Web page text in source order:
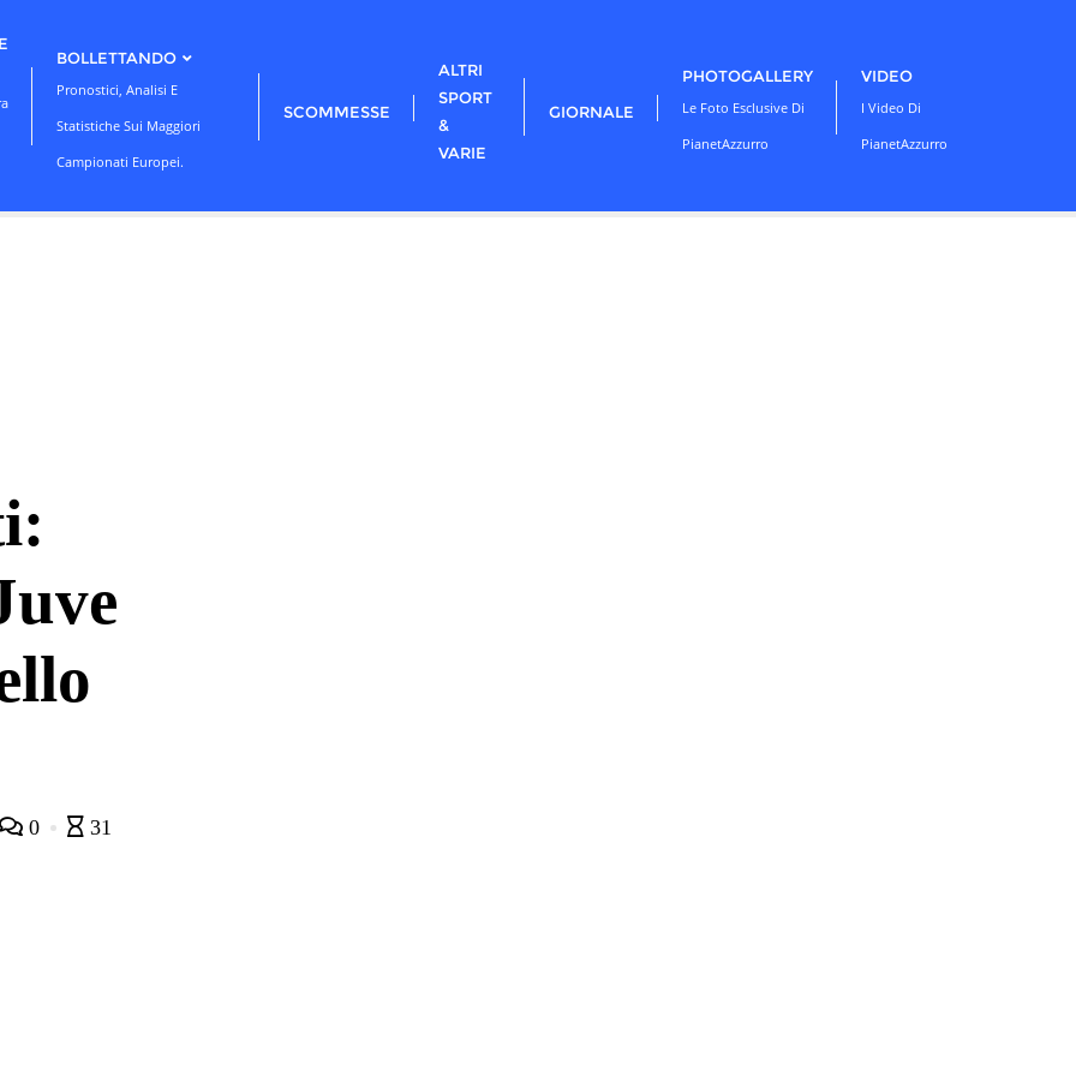
BOLLETTANDO
Pronostici, Analisi E
Statistiche Sui Maggiori
Campionati Europei.
SCOMMESSE
ALTRI
SPORT
&
VARIE
GIORNALE
PHOTOGALLERY
Le Foto Esclusive Di
PianetAzzurro
VIDEO
I Video Di
PianetAzzurro
0
31